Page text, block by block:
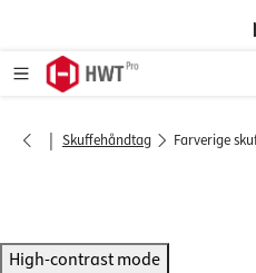
| Skuffehåndtag Farverige
High-contrast mode